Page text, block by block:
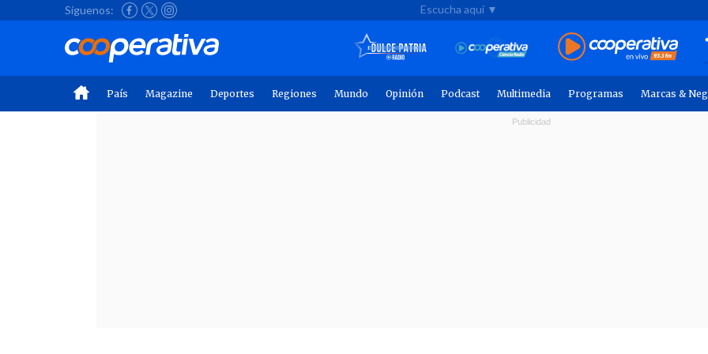
Síguenos: Escucha aquí ▼
País Magazine Deportes Regiones Mundo Opinión Podcast Multimedia Programas Marcas &